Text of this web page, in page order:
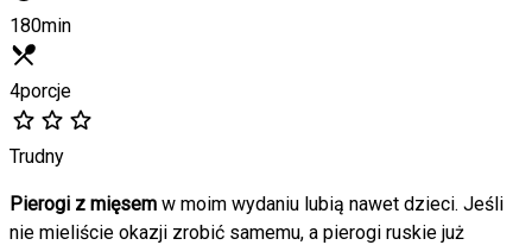
180min
4porcje
Trudny
Pierogi z mięsem w moim wydaniu lubią nawet dzieci. Jeśli
nie mieliście okazji zrobić samemu, a pierogi ruskie już